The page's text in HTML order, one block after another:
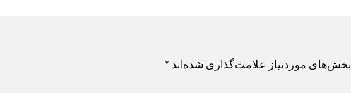
بخش‌های موردنیاز علامت‌گذاری شده‌اند *